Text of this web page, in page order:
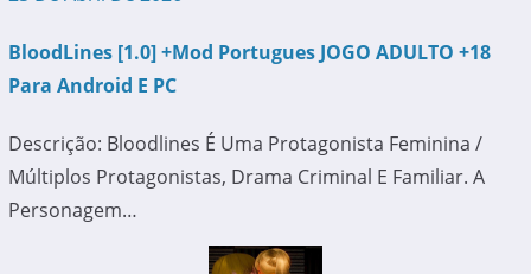
BloodLines [1.0] +Mod Portugues JOGO ADULTO +18
Para Android E PC
Descrição: Bloodlines É Uma Protagonista Feminina /
Múltiplos Protagonistas, Drama Criminal E Familiar. A
Personagem…